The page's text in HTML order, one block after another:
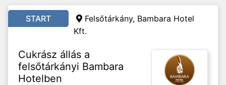
START
Felsőtárkány, Bambara Hotel
Kft.
Cukrász állás a
felsőtárkányi Bambara
Hotelben